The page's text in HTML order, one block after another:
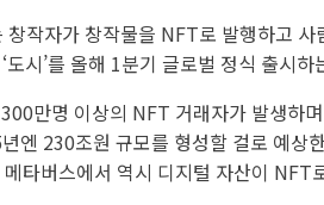
창작자가 창작물을 NFT로 발행하고
도시’를 올해 1분기 글로벌 정식 출시
만명 이상의 NFT 거래자가 발생하
엔 230조원 규모를 형성할 걸로 예상
타버스에서 역시 디지털 자산이 NFT